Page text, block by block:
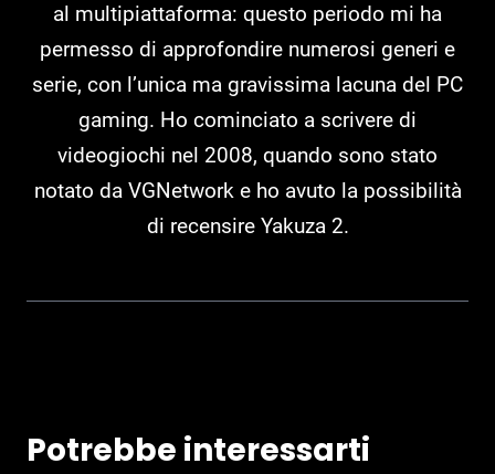
al multipiattaforma: questo periodo mi ha
permesso di approfondire numerosi generi e
serie, con l’unica ma gravissima lacuna del PC
gaming. Ho cominciato a scrivere di
videogiochi nel 2008, quando sono stato
notato da VGNetwork e ho avuto la possibilità
di recensire Yakuza 2.
Potrebbe interessarti